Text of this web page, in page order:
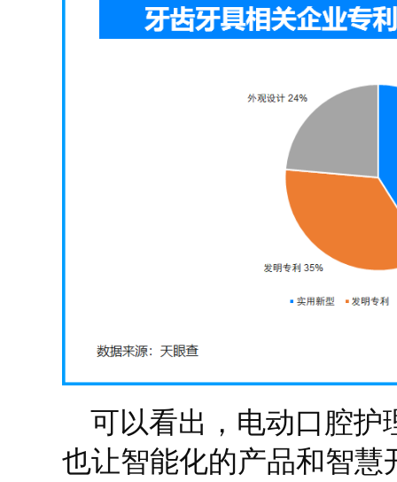
可以看出，电动口腔护
也让智能化的产品和智慧